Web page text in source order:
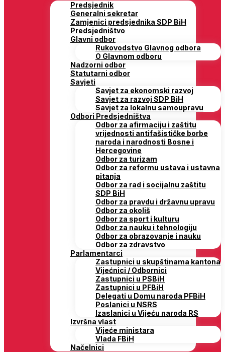
Predsjednik
Generalni sekretar
Zamjenici predsjednika SDP BiH
Predsjedništvo
Glavni odbor
Rukovodstvo Glavnog odbora
O Glavnom odboru
Nadzorni odbor
Statutarni odbor
Savjeti
Savjet za ekonomski razvoj
Savjet za razvoj SDP BiH
Savjet za lokalnu samoupravu
Odbori Predsjedništva
Odbor za afirmaciju i zaštitu
vrijednosti antifašističke borbe
naroda i narodnosti Bosne i
Hercegovine
Odbor za turizam
Odbor za reformu ustava i ustavna
pitanja
Odbor za rad i socijalnu zaštitu
SDP BiH
Odbor za pravdu i državnu upravu
Odbor za okoliš
Odbor za sport i kulturu
Odbor za nauku i tehnologiju
Odbor za obrazovanje i nauku
Odbor za zdravstvo
Parlamentarci
Zastupnici u skupštinama kantona
Vijećnici / Odbornici
Zastupnici u PSBiH
Zastupnici u PFBiH
Delegati u Domu naroda PFBiH
Poslanici u NSRS
Izaslanici u Vijeću naroda RS
Izvršna vlast
Vijeće ministara
Vlada FBiH
Načelnici